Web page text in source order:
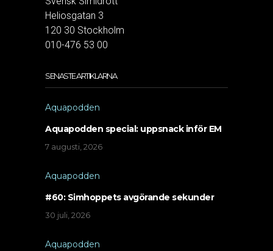
Heliosgatan 3
120 30 Stockholm
010-476 53 00
SENASTE ARTIKLARNA
Aquapodden
Aquapodden special: uppsnack inför EM
7 augusti, 2026
Aquapodden
#60: Simhoppets avgörande sekunder
30 juli, 2026
Aquapodden